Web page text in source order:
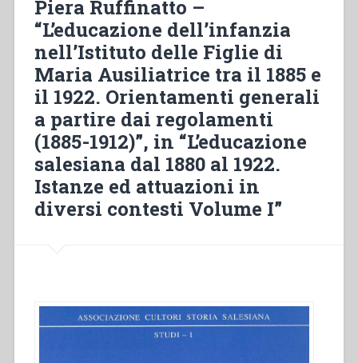
causa
della
educazione
primitiva
del
popolo””
Piera Ruffinatto –
“L’educazione dell’infanzia
nell’Istituto delle Figlie di
Maria Ausiliatrice tra il 1885 e
il 1922. Orientamenti generali
a partire dai regolamenti
(1885-1912)”, in “L’educazione
salesiana dal 1880 al 1922.
Istanze ed attuazioni in
diversi contesti Volume I”